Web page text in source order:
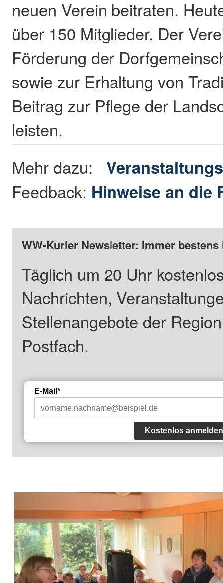
neuen Verein beitraten.
über 150 Mitglieder. Der
Förderung der
sowie zur Erhaltung von
Beitrag zur Pflege der
leisten.
Mehr dazu:
Feedback: Hinweise an die
WW-Kurier Newsletter: Immer
Täglich um 20 Uhr
Nachrichten,
Stellenangebote der
Postfach.
E-Mail*
Kostenlos anmelden